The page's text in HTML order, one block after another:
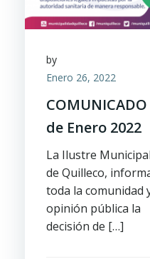
by
Enero 26, 2022
COMUNICADO
de Enero 2022
La Ilustre
de Quilleco,
toda la comunidad
opinión pública la
decisión de […]